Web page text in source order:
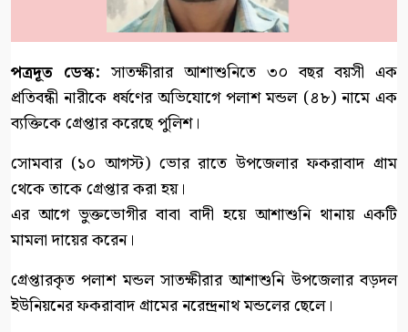
পত্রদূত ডেস্ক: সাতক্ষীরার আশাশুনিতে ৩০ বছর বয়সী এক
প্রতিবন্ধী নারীকে ধর্ষণের অভিযোগে পলাশ মন্ডল (৪৮) নামে এক
ব্যক্তিকে গ্রেপ্তার করেছে পুলিশ।
সোমবার (১০ আগস্ট) ভোর রাতে উপজেলার ফকরাবাদ গ্রাম
থেকে তাকে গ্রেপ্তার করা হয়।
এর আগে ভুক্তভোগীর বাবা বাদী হয়ে আশাশুনি থানায় একটি
মামলা দায়ের করেন।
গ্রেপ্তারকৃত পলাশ মন্ডল সাতক্ষীরার আশাশুনি উপজেলার বড়দল
ইউনিয়নের ফকরাবাদ গ্রামের নরেন্দ্রনাথ মন্ডলের ছেলে।